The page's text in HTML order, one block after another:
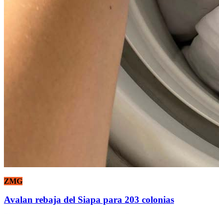
ZMG
Avalan rebaja del Siapa para 203 colonias